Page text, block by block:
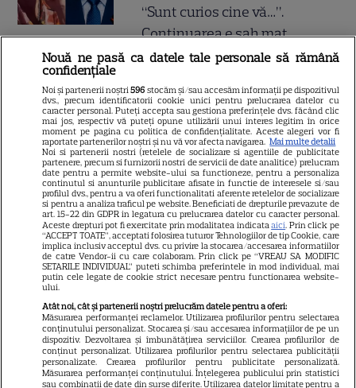
“Sunt curios cine vă…”.
Continuarea e șah mat
Mirabela Grădinaru, dar asta
nu e tot! Surpriza uriașă din
declarația de avere! Da, scrie
negru pe alb! O cheamă…
Jorge, revoltat după ce și-a
găsit apartamentul de la mare
devastat. Ce au lăsat în urmă
turiștii este strigător la Cer
Fiul Deei și al lui Dinu Maxer a
intrat la un liceu de renume
Nouă ne pasă ca datele tale personale să rămână
confidențiale
Noi și partenerii noștri596 stocăm și/sau accesăm informații pe dispozitivul
dvs., precum identificatorii cookie unici pentru prelucrarea datelor cu
caracter personal. Puteți accepta sau gestiona preferințele dvs. făcând clic
mai jos, respectiv vă puteți opune utilizării unui interes legitim în orice
moment pe pagina cu politica de confidențialitate. Aceste alegeri vor fi
raportate partenerilor noștri și nu vă vor afecta navigarea. Mai multe detalii
Noi si partenerii nostri (retelele de socializare si agentiile de publicitate
partenere, precum si furnizorii nostri de servicii de date analitice) prelucram
date pentru a permite website-ului sa functioneze, pentru a personaliza
continutul si anunturile publicitare afisate in functie de interesele si/sau
profilul dvs., pentru a va oferi functionalitati aferente retelelor de socializare
si pentru a analiza traficul pe website. Beneficiati de drepturile prevazute de
art. 15-22 din GDPR in legatura cu prelucrarea datelor cu caracter personal.
Aceste drepturi pot fi exercitate prin modalitatea indicataaici. Prin click pe
“ACCEPT TOATE”, acceptati folosirea tuturor Tehnologiilor de tip Cookie, care
implica inclusiv acceptul dvs. cu privire la stocarea/accesarea informatiilor
de catre Vendor-ii cu care colaboram. Prin click pe “VREAU SA MODIFIC
SETARILE INDIVIDUAL” puteti schimba preferintele in mod individual, mai
putin cele legate de cookie strict necesare pentru functionarea website-
ului.
Atât noi, cât și partenerii noștri prelucrăm datele pentru a oferi:
Măsurarea performanței reclamelor. Utilizarea profilurilor pentru selectarea
conținutului personalizat. Stocarea și/sau accesarea informațiilor de pe un
dispozitiv. Dezvoltarea și îmbunătățirea serviciilor. Crearea profilurilor de
conținut personalizat. Utilizarea profilurilor pentru selectarea publicității
personalizate. Crearea profilurilor pentru publicitate personalizată.
Măsurarea performanței conținutului. Înțelegerea publicului prin statistici
sau combinații de date din surse diferite. Utilizarea datelor limitate pentru a